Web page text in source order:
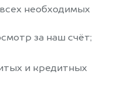
необходимых
за наш счёт;
и кредитных